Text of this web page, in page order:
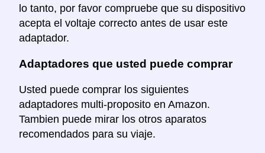
lo tanto, por favor compruebe que su dispositivo
acepta el voltaje correcto antes de usar este
adaptador.
Adaptadores que usted puede comprar
Usted puede comprar los siguientes
adaptadores multi-proposito en Amazon.
Tambien puede mirar los otros aparatos
recomendados para su viaje.